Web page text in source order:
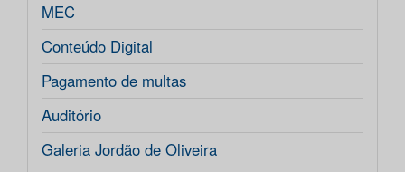
MEC
Conteúdo Digital
Pagamento de multas
Auditório
Galeria Jordão de Oliveira